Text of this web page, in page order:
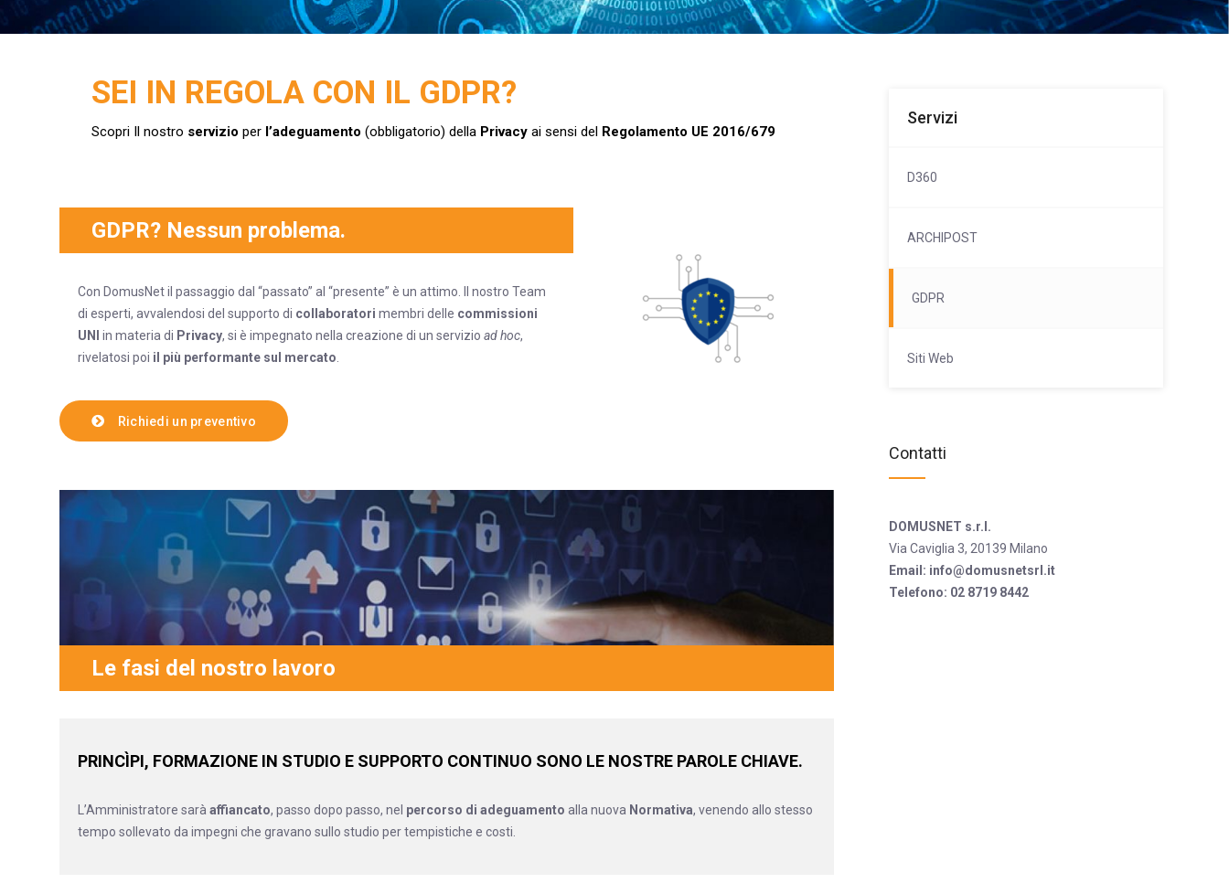
SEI IN REGOLA CON IL GDPR?
Scopri Il nostro servizio per l’adeguamento (obbligatorio) della Privacyai sensi del Regolamento UE 2016/679
GDPR? Nessun problema.
Con DomusNet il passaggio dal “passato” al “presente” è un attimo. Il nostro Team
di esperti, avvalendosi del supporto di collaboratori membri delle commissioni
UNI in materia di Privacy, si è impegnato nella creazione di un servizio ad hoc,
rivelatosi poi il più performante sul mercato
Richiedi un preventivo
Le fasi del nostro lavoro
PRINCÌPI, FORMAZIONE IN STUDIO E SUPPORTO CONTINUO SONO LE NOSTRE PAROLE CHIAVE.
L’Amministratore sarà affiancato, passo dopo passo, nel percorso di adeguamento alla nuova Normativa, venendo allo stesso
tempo sollevato da impegni che gravano sullo studio per tempistiche e costi.
Servizi
D360
ARCHIPOST
GDPR
Siti Web
Contatti
DOMUSNET s.r.l.
Via Caviglia 3, 20139 Milano
Email: info@domusnetsrl.it
Telefono: 02 8719 8442